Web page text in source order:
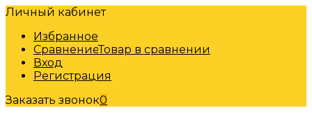
Личный кабинет
Избранное
СравнениеТовар в сравнении
Вход
Регистрация
Заказать звонок0